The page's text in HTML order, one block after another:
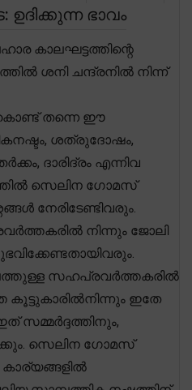
ഭാവം
കാലഘട്ടത്തിന്റെ
ശനി ചന്ദ്രനിൽ നിന്ന്
തന്നെ ഈ
ശത്രുദോഷം,
ദാരിദ്രം എന്നിവ
സെലിന ഗോമസ്
നേരിടേണ്ടിവരും.
നിന്നും ജോലി
സഹപ്രവർത്തകരിൽ
കൂട്ടുകാരിൽനിന്നും ഇതേ
സമ്മർദ്ദത്തിനും,
സെലിന ഗോമസ്